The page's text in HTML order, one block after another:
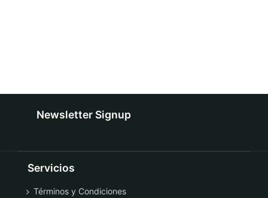
Newsletter Signup
Servicios
Términos y Condiciones